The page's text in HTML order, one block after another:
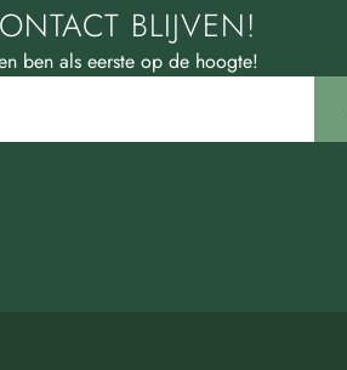
BLIJVEN!
ben als eerste op de hoogte!